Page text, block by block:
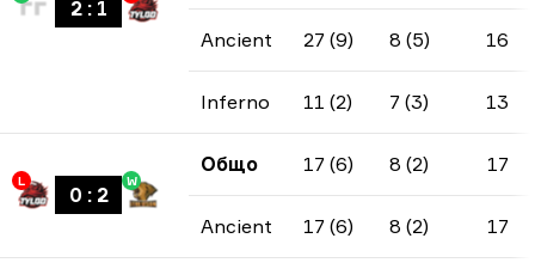
2: 1
Ancient 27 (9) 8 (5) 16
Inferno 11 (2) 7 (3) 13
L
0 : 2
W
Общо 17 (6) 8 (2) 17
Ancient 17 (6) 8 (2) 17